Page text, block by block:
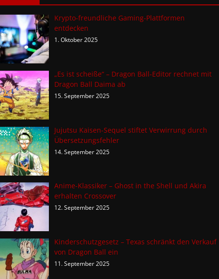
Krypto-freundliche Gaming-Plattformen
entdecken
1. Oktober 2025
„Es ist scheiße“ – Dragon Ball-Editor rechnet mit
Dragon Ball Daima ab
15. September 2025
Jujutsu Kaisen-Sequel stiftet Verwirrung durch
Übersetzungsfehler
14. September 2025
Anime-Klassiker – Ghost in the Shell und Akira
erhalten Crossover
12. September 2025
Kinderschutzgesetz – Texas schränkt den Verkauf
von Dragon Ball ein
11. September 2025